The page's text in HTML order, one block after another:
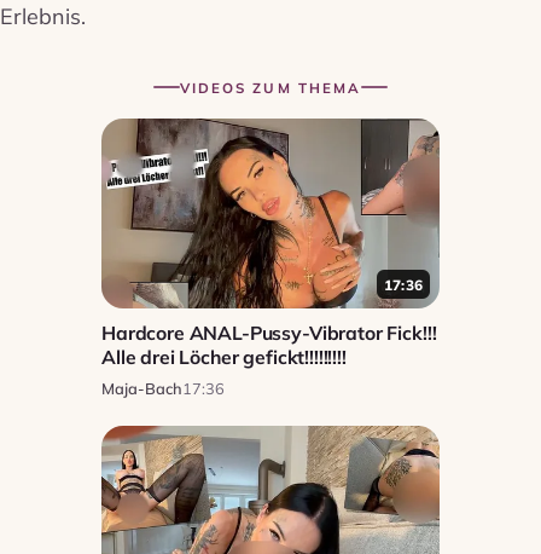
Erlebnis.
VIDEOS ZUM THEMA
17:36
Hardcore ANAL-Pussy-Vibrator Fick!!!
Alle drei Löcher gefickt!!!!!!!!!
Maja-Bach17:36